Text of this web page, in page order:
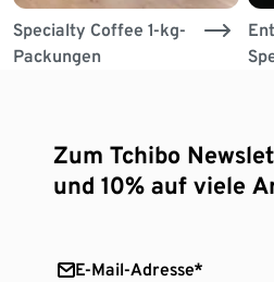
Specialty Coffee 1-kg-
Packungen
Zum Tchibo
und 10% auf viele
E-Mail-Adresse*